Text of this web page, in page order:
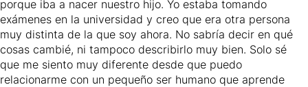
porque iba a nacer nuestro hijo. Yo estaba tomando
exámenes en la universidad y creo que era otra persona
muy distinta de la que soy ahora. No sabría decir en qué
cosas cambié, ni tampoco describirlo muy bien. Solo sé
que me siento muy diferente desde que puedo
relacionarme con un pequeño ser humano que aprende